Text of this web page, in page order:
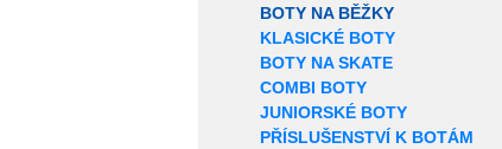
BOTY NA BĚŽKY
KLASICKÉ BOTY
BOTY NA SKATE
COMBI BOTY
JUNIORSKÉ BOTY
PŘÍSLUŠENSTVÍ K BOTÁM